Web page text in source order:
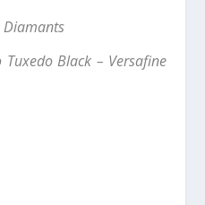
Diamants
Tuxedo Black – Versafine